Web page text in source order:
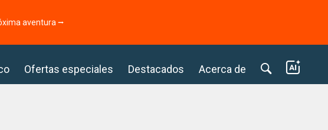
aventura ⭢
Ofertas especiales Destacados Acerca de